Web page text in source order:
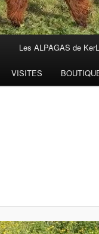
Les ALPAGAS de
VISITES